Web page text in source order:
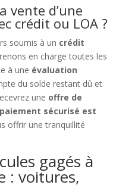
vente d’une
crédit ou LOA ?
soumis à un crédit
en charge toutes les
à une évaluation
du solde restant dû et
une offre de
paiement sécurisé est
offrir une tranquillité
gagés à
: voitures,